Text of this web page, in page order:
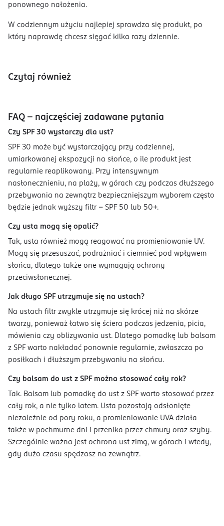
ponownego nałożenia.
W codziennym użyciu najlepiej sprawdza się produkt, po
który naprawdę chcesz sięgać kilka razy dziennie.
Czytaj również
FAQ – najczęściej zadawane pytania
Czy SPF 30 wystarczy dla ust?
SPF 30 może być wystarczający przy codziennej,
umiarkowanej ekspozycji na słońce, o ile produkt jest
regularnie reaplikowany. Przy intensywnym
nasłonecznieniu, na plaży, w górach czy podczas dłuższego
przebywania na zewnątrz bezpieczniejszym wyborem często
będzie jednak wyższy filtr – SPF 50 lub 50+.
Czy usta mogą się opalić?
Tak, usta również mogą reagować na promieniowanie UV.
Mogą się przesuszać, podrażniać i ciemnieć pod wpływem
słońca, dlatego także one wymagają ochrony
przeciwsłonecznej.
Jak długo SPF utrzymuje się na ustach?
Na ustach filtr zwykle utrzymuje się krócej niż na skórze
twarzy, ponieważ łatwo się ściera podczas jedzenia, picia,
mówienia czy oblizywania ust. Dlatego pomadkę lub balsam
z SPF warto nakładać ponownie regularnie, zwłaszcza po
posiłkach i dłuższym przebywaniu na słońcu.
Czy balsam do ust z SPF można stosować cały rok?
Tak. Balsam lub pomadkę do ust z SPF warto stosować przez
cały rok, a nie tylko latem. Usta pozostają odsłonięte
niezależnie od pory roku, a promieniowanie UVA działa
także w pochmurne dni i przenika przez chmury oraz szyby.
Szczególnie ważna jest ochrona ust zimą, w górach i wtedy,
gdy dużo czasu spędzasz na zewnątrz.